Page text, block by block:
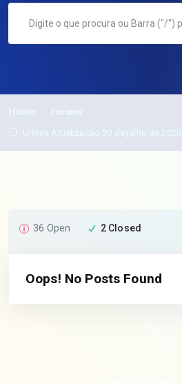
Home
Forums
Última Atualização 30 de julho de 2020
36 Open 2 Closed
Oops! No Posts Found